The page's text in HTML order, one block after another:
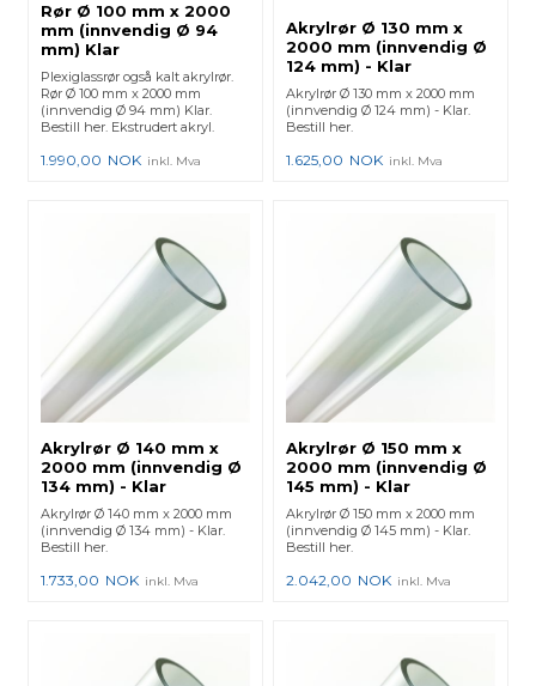
Rør Ø 100 mm x 2000
mm (innvendig Ø 94
mm) Klar
Plexiglassrør også kalt akrylrør.
Rør Ø 100 mm x 2000 mm
(innvendig Ø 94 mm) Klar.
Bestill her. Ekstrudert akryl.
1.990,00 NOK inkl. Mva
Akrylrør Ø 130 mm x
2000 mm (innvendig Ø
124 mm) - Klar
Akrylrør Ø 130 mm x 2000 mm
(innvendig Ø 124 mm) - Klar.
Bestill her.
1.625,00 NOK inkl. Mva
Akrylrør Ø 140 mm x
2000 mm (innvendig Ø
134 mm) - Klar
Akrylrør Ø 140 mm x 2000 mm
(innvendig Ø 134 mm) - Klar.
Bestill her.
1.733,00 NOK inkl. Mva
Akrylrør Ø 150 mm x
2000 mm (innvendig Ø
145 mm) - Klar
Akrylrør Ø 150 mm x 2000 mm
(innvendig Ø 145 mm) - Klar.
Bestill her.
2.042,00 NOK inkl. Mva